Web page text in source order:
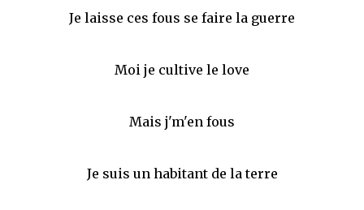
Je laisse ces fous se faire la guerre
Moi je cultive le love
Mais j'm'en fous
Je suis un habitant de la terre